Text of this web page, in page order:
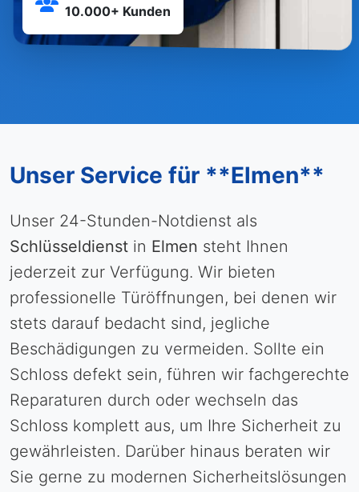
10.000+ Kunden
Unser Service für **Elmen**
Unser 24-Stunden-Notdienst als
Schlüsseldienst in Elmen steht Ihnen
jederzeit zur Verfügung. Wir bieten
professionelle Türöffnungen, bei denen wir
stets darauf bedacht sind, jegliche
Beschädigungen zu vermeiden. Sollte ein
Schloss defekt sein, führen wir fachgerechte
Reparaturen durch oder wechseln das
Schloss komplett aus, um Ihre Sicherheit zu
gewährleisten. Darüber hinaus beraten wir
Sie gerne zu modernen Sicherheitslösungen